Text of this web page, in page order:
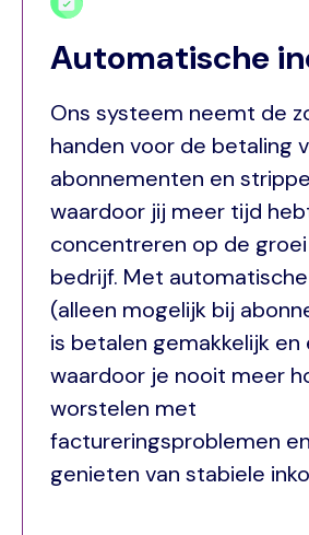
Automatische
Ons systeem neemt de
handen voor de betaling
abonnementen en
waardoor jij meer tijd
concentreren op de
bedrijf. Met
(alleen mogelijk bij
is betalen gemakkelijk
waardoor je nooit meer
worstelen met
factureringsproblemen
genieten van stabiele